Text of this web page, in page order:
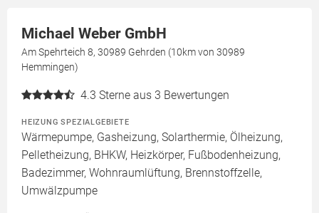
Michael Weber GmbH
Am Spehrteich 8, 30989 Gehrden (10km von 30989
Hemmingen)
4.3 Sterne aus 3 Bewertungen
HEIZUNG SPEZIALGEBIETE
Wärmepumpe, Gasheizung, Solarthermie, Ölheizung,
Pelletheizung, BHKW, Heizkörper, Fußbodenheizung,
Badezimmer, Wohnraumlüftung, Brennstoffzelle,
Umwälzpumpe